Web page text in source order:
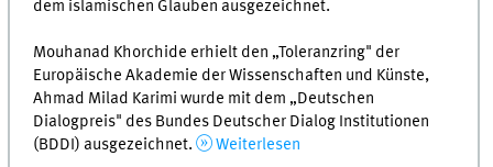
dem islamischen Glauben ausgezeichnet.
Mouhanad Khorchide erhielt den „Toleranzring" der
Europäische Akademie der Wissenschaften und Künste,
Ahmad Milad Karimi wurde mit dem „Deutschen
Dialogpreis" des Bundes Deutscher Dialog Institutionen
(BDDI) ausgezeichnet.
Weiterlesen